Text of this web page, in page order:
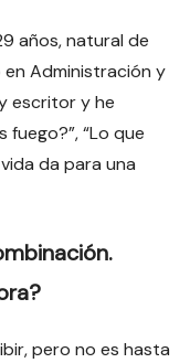
años, natural de
en Administración y
escritor y he
fuego?”, “Lo que
da para una
pero no es hasta